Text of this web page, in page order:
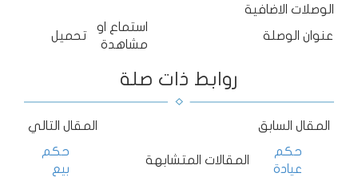
الوصلات الاضافية
عنوان الوصلة
استماع او
مشاهدة
تحميل
روابط ذات صلة
المقال السابق
حكم
عيادة
المقالات المتشابهة
المقال التالي
حكم
بيع